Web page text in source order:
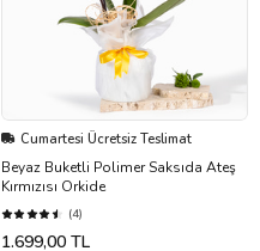
Cumartesi Ücretsiz Teslimat
Beyaz Buketli Polimer Saksıda Ateş
Kırmızısı Orkide
(4)
1.699,00 TL